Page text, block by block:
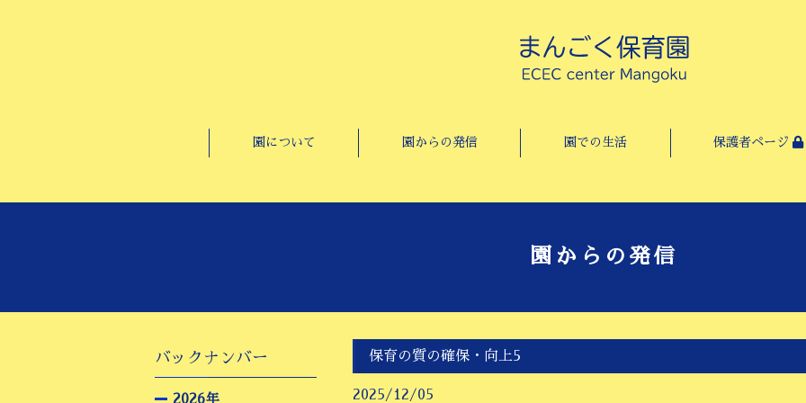
園について 園からの発信 園での生活 保護者ページ
園からの発信
保育の質の確保・向上5
2025/12/05
バックナンバー
2026年